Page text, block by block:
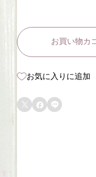
お買い物カ
お気に入りに追加
  